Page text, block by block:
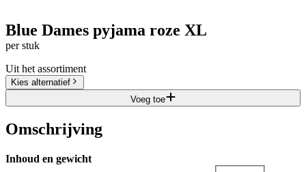
Blue Dames pyjama roze XL
per stuk
Uit het assortiment
Kies alternatief
Voeg toe
Omschrijving
Inhoud en gewicht